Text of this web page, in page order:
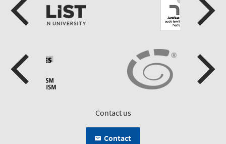
Contact us
Contact